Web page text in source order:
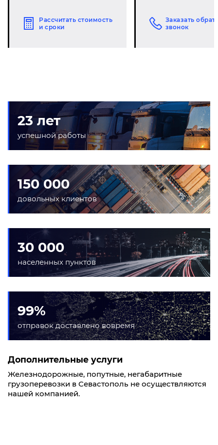
Рассчитать стоимость
и сроки
Заказать
звонок
23 лет
успешной работы
150 000
довольных клиентов
30 000
населенных пунктов
99%
отправок доставлено вовремя
Дополнительные услуги
Железнодорожные, попутные, негабаритные
грузоперевозки в Севастополь не осуществляются
нашей компанией.